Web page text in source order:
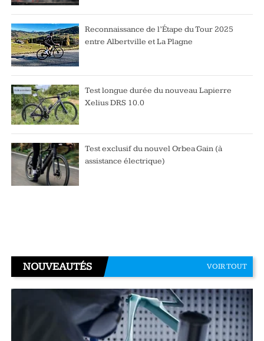
Reconnaissance de l’Étape du Tour 2025
entre Albertville et La Plagne
Test longue durée du nouveau Lapierre
Xelius DRS 10.0
Test exclusif du nouvel Orbea Gain (à
assistance électrique)
NOUVEAUTÉS VOIR TOUT